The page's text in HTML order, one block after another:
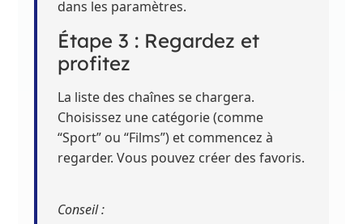
dans les paramètres.
Étape 3 : Regardez et
profitez
La liste des chaînes se chargera.
Choisissez une catégorie (comme
“Sport” ou “Films”) et commencez à
regarder. Vous pouvez créer des favoris.
Conseil :